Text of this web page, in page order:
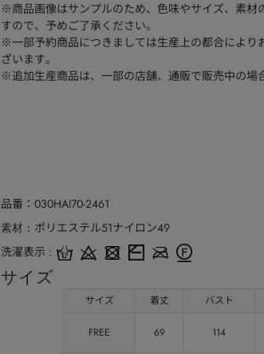
※商品画像はサンプルのため、色味やサイズ、素材
すので、予めご了承ください。
※一部予約商品につきましては生産上の都合によ
ざいます。
※追加生産商品は、一部の店舗、通販で販売中の場
品番 030HAI70-2461
素材
ポリエステル51ナイロン49
洗濯表示
サイズ
サイズ 着丈 バスト
FREE 69 114